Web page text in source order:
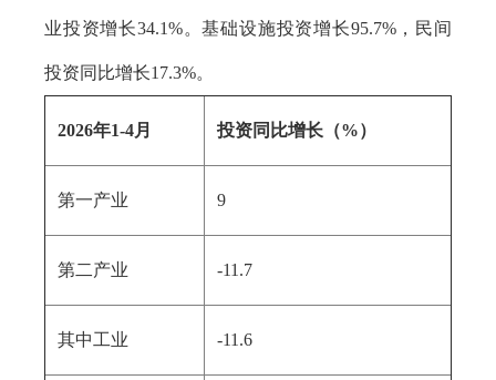
业投资增长34.1%。基础设施投资增长95.7%，民间
投资同比增长17.3%。
2026年1-4月 投资同比增长（%）
第一产业 9
第二产业 -11.7
其中工业 -11.6